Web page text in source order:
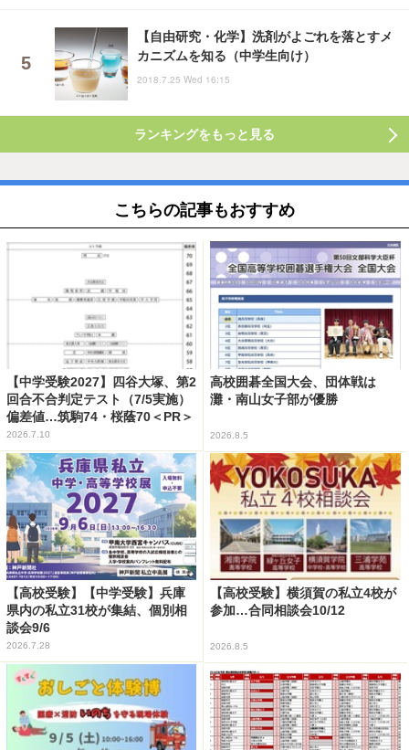
【自由研究・化学】洗剤がよごれを落とすメ
カニズムを知る（中学生向け）
2018.7.25 Wed 16:15
ランキングをもっと見る
こちらの記事もおすすめ
【中学受験2027】四谷大塚、第2
回合不合判定テスト（7/5実施）
偏差値…筑駒74・桜蔭70＜PR＞
2026.7.10
高校囲碁全国大会、団体戦は
灘・南山女子部が優勝
2026.8.5
【高校受験】【中学受験】兵庫
県内の私立31校が集結、個別相
談会9/6
2026.7.28
【高校受験】横須賀の私立4校が
参加…合同相談会10/12
2026.8.5